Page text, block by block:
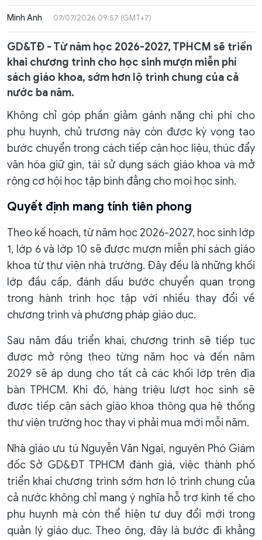
Minh Anh 07/07/2026 09:57 (GMT+7)
GD&TĐ - Từ năm học 2026-2027, TPHCM sẽ triển
khai chương trình cho học sinh mượn miễn phí
sách giáo khoa, sớm hơn lộ trình chung của cả
nước ba năm.
Không chỉ góp phần giảm gánh nặng chi phí cho
phụ huynh, chủ trương này còn được kỳ vọng tạo
bước chuyển trong cách tiếp cận học liệu, thúc đẩy
văn hóa giữ gìn, tái sử dụng sách giáo khoa và mở
rộng cơ hội học tập bình đẳng cho mọi học sinh.
Quyết định mang tính tiên phong
Theo kế hoạch, từ năm học 2026-2027, học sinh lớp
1, lớp 6 và lớp 10 sẽ được mượn miễn phí sách giáo
khoa từ thư viện nhà trường. Đây đều là những khối
lớp đầu cấp, đánh dấu bước chuyển quan trọng
trong hành trình học tập với nhiều thay đổi về
chương trình và phương pháp giáo dục.
Sau năm đầu triển khai, chương trình sẽ tiếp tục
được mở rộng theo từng năm học và đến năm
2029 sẽ áp dụng cho tất cả các khối lớp trên địa
bàn TPHCM. Khi đó, hàng triệu lượt học sinh sẽ
được tiếp cận sách giáo khoa thông qua hệ thống
thư viện trường học thay vì phải mua mới mỗi năm.
Nhà giáo ưu tú Nguyễn Văn Ngai, nguyên Phó Giám
đốc Sở GD&ĐT TPHCM đánh giá, việc thành phố
triển khai chương trình sớm hơn lộ trình chung của
cả nước không chỉ mang ý nghĩa hỗ trợ kinh tế cho
phụ huynh mà còn thể hiện tư duy đổi mới trong
quản lý giáo dục. Theo ông, đây là bước đi khẳng